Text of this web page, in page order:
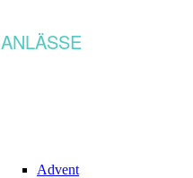
ANLÄSSE
Advent